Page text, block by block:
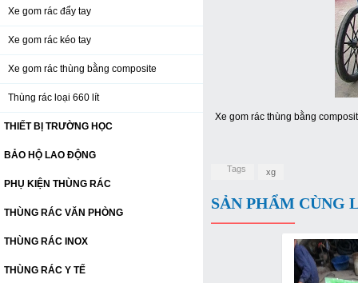
Xe gom rác đẩy tay
Xe gom rác kéo tay
Xe gom rác thùng bằng composite
Thùng rác loại 660 lít
THIẾT BỊ TRƯỜNG HỌC
BẢO HỘ LAO ĐỘNG
PHỤ KIỆN THÙNG RÁC
THÙNG RÁC VĂN PHÒNG
THÙNG RÁC INOX
THÙNG RÁC Y TẾ
Xe gom rác thùng bằng
Tags xg
SẢN PHẨM CÙNG